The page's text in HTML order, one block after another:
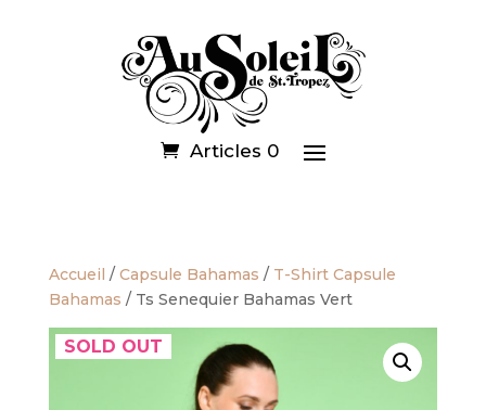
Articles 0
Accueil / Capsule Bahamas / T-Shirt Capsule
Bahamas / Ts Senequier Bahamas Vert
SOLD OUT